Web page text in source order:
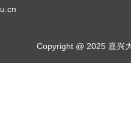
Copyright @ 2025 嘉